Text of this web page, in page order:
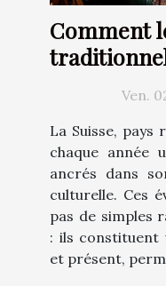
Comment
culturelle ?
Ven.
La Suisse,
chaque année
ancrés dans
culturelle. Ces
pas de simples
: ils constituent
et présent,